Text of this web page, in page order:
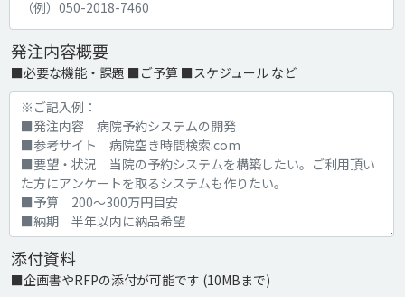
発注内容概要
■必要な機能・課題 ■ご予算 ■スケジュール など
添付資料
■企画書やRFPの添付が可能です (10MBまで)